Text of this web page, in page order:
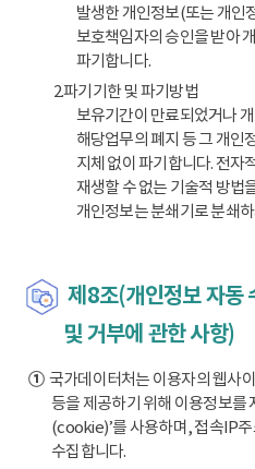
발생한 개인정보(또는 개인
보호책임자의 승인을 받아
파기합니다.
2.파기기한 및 파기방법
보유기간이 만료되었거나
해당업무의 폐지 등 그 개인
지체 없이 파기합니다. 전자
재생할 수 없는 기술적 방법
개인정보는 분쇄기로 분쇄
제8조(개인정보 자동
및 거부에 관한 사항)
①국가데이터처는 이용자의 웹사
등을 제공하기 위해 이용정보를
(cookie)’를 사용하며, 접속IP
수집합니다.